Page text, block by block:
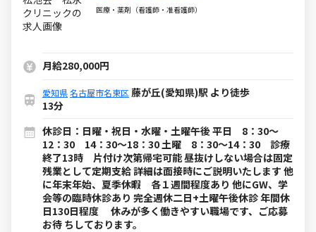
医療・薬剤（看護師・准看護師）
月給280,000円
愛知県名古屋市名東区 藤が丘(愛知県)駅 より徒歩
13分
休診日：日曜・祝日・水曜・土曜午後 平日 8：30～
12：30 14：30～18：30 土曜 8：30～14：30 診療
終了13時 片付け次第帰宅可能 昼抜けしない場合は固定
残業として定期支給 詳細は面接時にご説明いたします 他
に年末年始、夏季休暇 各１週間程度あり 他にGW、学
会等の臨時休診あり 完全週休二日+土曜午後休診 年間休
日130日程度 休みが多く働きやすい職場です、ご応募
お待 ちしております。